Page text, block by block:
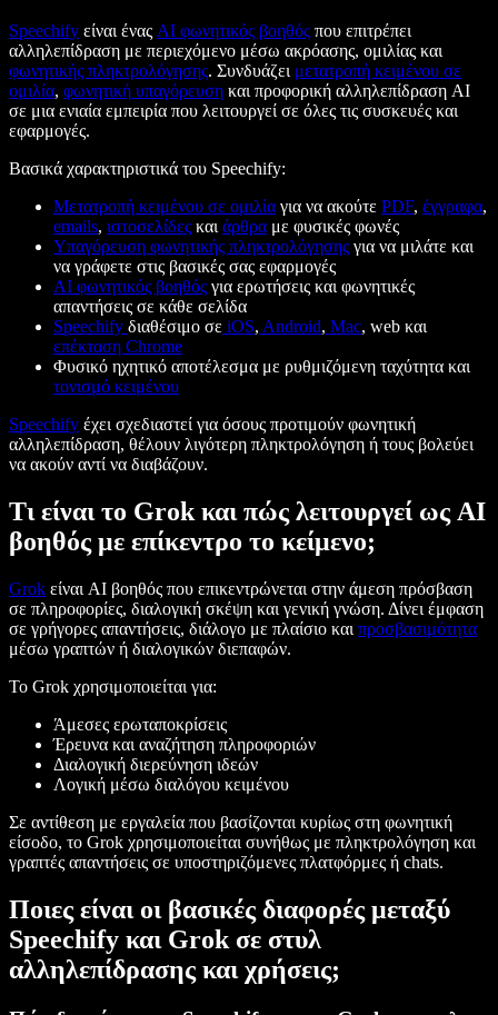
Speechify είναι ένας AI φωνητικός βοηθός που επιτρέπει
αλληλεπίδραση με περιεχόμενο μέσω ακρόασης, ομιλίας και
φωνητικής πληκτρολόγησης. Συνδυάζει μετατροπή κειμένου σε
ομιλία, φωνητική υπαγόρευση και προφορική αλληλεπίδραση AI
σε μια ενιαία εμπειρία που λειτουργεί σε όλες τις συσκευές και
εφαρμογές.
Βασικά χαρακτηριστικά του Speechify:
Μετατροπή κειμένου σε ομιλία για να ακούτε PDF, έγγραφα,
emails, ιστοσελίδες καιάρθρα με φυσικές φωνές
Υπαγόρευση φωνητικής πληκτρολόγησης για να μιλάτε και
να γράφετε στις βασικές σας εφαρμογές
AI φωνητικός βοηθός για ερωτήσεις και φωνητικές
απαντήσεις σε κάθε σελίδα
Speechify διαθέσιμο σε iOS, Android, Mac, web και
επέκταση Chrome
Φυσικό ηχητικό αποτέλεσμα με ρυθμιζόμενη ταχύτητα και
τονισμό κειμένου
Speechify έχει σχεδιαστεί για όσους προτιμούν φωνητική
αλληλεπίδραση, θέλουν λιγότερη πληκτρολόγηση ή τους βολεύει
να ακούν αντί να διαβάζουν.
Τι είναι το Grok και πώς λειτουργεί ως AI
βοηθός με επίκεντρο το κείμενο;
Grok είναι AI βοηθός που επικεντρώνεται στην άμεση πρόσβαση
σε πληροφορίες, διαλογική σκέψη και γενική γνώση. Δίνει έμφαση
σε γρήγορες απαντήσεις, διάλογο με πλαίσιο και προσβασιμότητα
μέσω γραπτών ή διαλογικών διεπαφών.
Το Grok χρησιμοποιείται για:
Άμεσες ερωταποκρίσεις
Έρευνα και αναζήτηση πληροφοριών
Διαλογική διερεύνηση ιδεών
Λογική μέσω διαλόγου κειμένου
Σε αντίθεση με εργαλεία που βασίζονται κυρίως στη φωνητική
είσοδο, το Grok χρησιμοποιείται συνήθως με πληκτρολόγηση και
γραπτές απαντήσεις σε υποστηριζόμενες πλατφόρμες ή chats.
Ποιες είναι οι βασικές διαφορές μεταξύ
Speechify και Grok σε στυλ
αλληλεπίδρασης και χρήσεις;